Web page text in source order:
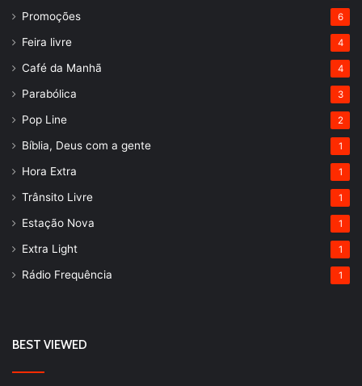
Promoções 6
Feira livre 4
Café da Manhã 4
Parabólica 3
Pop Line 2
Bíblia, Deus com a gente 1
Hora Extra 1
Trânsito Livre 1
Estação Nova 1
Extra Light 1
Rádio Frequência 1
BEST VIEWED